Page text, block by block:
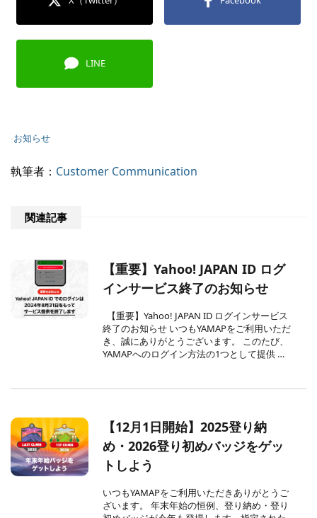
LINE
-お知らせ
執筆者： Customer Communication
関連記事
【重要】Yahoo! JAPAN ID ログ
インサービス終了のお知らせ
【重要】Yahoo! JAPAN ID ログインサービス
終了のお知らせ いつもYAMAPをご利用いただ
き、誠にありがとうございます。 このたび、
YAMAPへのログイン方法の1つとして提供 …
【12月1日開始】2025登り納
め・2026登り初めバッジをゲッ
トしよう
いつもYAMAPをご利用いただきありがとうご
ざいます。 年末年始の恒例、登り納め・登り